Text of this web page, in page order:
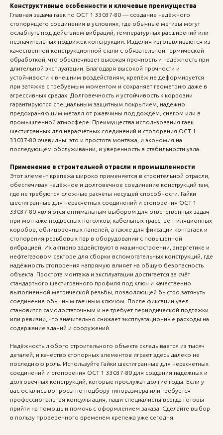
Конструктивные особенности и ключевые преимущества
Главная задача гаек по ОСТ 1 33037-80 — создание надёжного
стопорящего соединения в условиях, где обычные метизы могут
ослабнуть под действием вибраций, температурных расширений или
незначительных подвижек конструкции. Изделия изготавливаются из
качественной конструкционной стали с обязательной термической
обработкой, что обеспечивает высокая прочность и надёжность при
длительной эксплуатации. Благодаря высокой прочности и
устойчивости к внешним воздействиям, крепёж не деформируется
при затяжке с требуемым моментом и сохраняет геометрию даже в
агрессивных средах. Долговечность и устойчивость к коррозии
гарантируются специальным защитным покрытием, надёжно
предохраняющим металл от ржавчины под дождём, снегом или в
промышленной атмосфере. Преимущества использования гаек
шестигранных для нерасчетных соединений и стопорения ОСТ 1
33037-80 очевидны: это и простота монтажа, и экономия на
последующем обслуживании, и уверенность в стабильности узла.
Применение в строительной отрасли и промышленности
Этот элемент крепежа широко применяется в строительной отрасли,
обеспечивая надёжное и долговечное соединение конструкций там,
где не требуются сложные расчёты несущей способности. Гайки
шестигранные для нерасчетных соединений и стопорения ОСТ 1
33037-80 являются оптимальным выбором для ответственных задач
при монтаже подвесных потолков, кабельных трасс, вентиляционных
коробов, облицовочных панелей, а также для фиксации контргаек и
стопорения резьбовых пар в оборудовании с повышенной
вибрацией. Их активно задействуют в машиностроении, энергетике и
нефтегазовом секторе для сборки вспомогательных конструкций, где
надёжность стопорения напрямую влияет на общую безопасность
объекта. Простота монтажа и эксплуатации достигается за счёт
стандартного шестигранного профиля под ключ и качественно
выполненной метрической резьбы, позволяющей быстро затянуть
соединение обычным гаечным ключом. После фиксации узел
становится самодостаточным и не требует периодической подтяжки
или ревизии, что значительно снижает эксплуатационные расходы на
содержание зданий и сооружений.
Надёжность любого строительного объекта складывается из тысяч
деталей, и качество стопорных элементов играет здесь далеко не
последнюю роль. Используйте Гайки шестигранные для нерасчетных
соединений и стопорения ОСТ 1 33037-80 для создания надёжных и
долговечных конструкций, которые прослужат долгие годы. Если у
вас остались вопросы по подбору типоразмера или требуется
профессиональная консультация, наши специалисты всегда готовы
прийти на помощь и помочь с оформлением заказа. Сделайте выбор
в пользу проверенного временем крепежа уже сегодня.